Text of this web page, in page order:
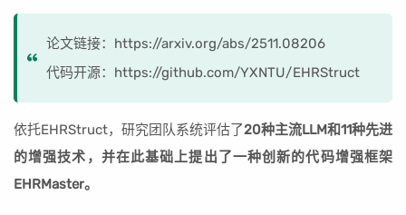
论文链接：https://arxiv.org/abs/2511.08206
代码开源：https://github.com/YXNTU/EHRStruct
依托EHRStruct，研究团队系统评估了20种主流LLM和11种先进
的增强技术，并在此基础上提出了一种创新的代码增强框架
EHRMaster。